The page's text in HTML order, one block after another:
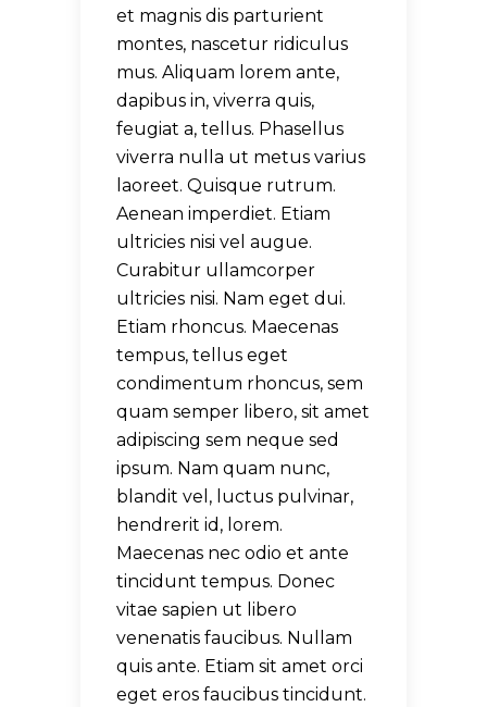
et magnis dis parturient
montes, nascetur ridiculus
mus. Aliquam lorem ante,
dapibus in, viverra quis,
feugiat a, tellus. Phasellus
viverra nulla ut metus varius
laoreet. Quisque rutrum.
Aenean imperdiet. Etiam
ultricies nisi vel augue.
Curabitur ullamcorper
ultricies nisi. Nam eget dui.
Etiam rhoncus. Maecenas
tempus, tellus eget
condimentum rhoncus, sem
quam semper libero, sit amet
adipiscing sem neque sed
ipsum. Nam quam nunc,
blandit vel, luctus pulvinar,
hendrerit id, lorem.
Maecenas nec odio et ante
tincidunt tempus. Donec
vitae sapien ut libero
venenatis faucibus. Nullam
quis ante. Etiam sit amet orci
eget eros faucibus tincidunt.